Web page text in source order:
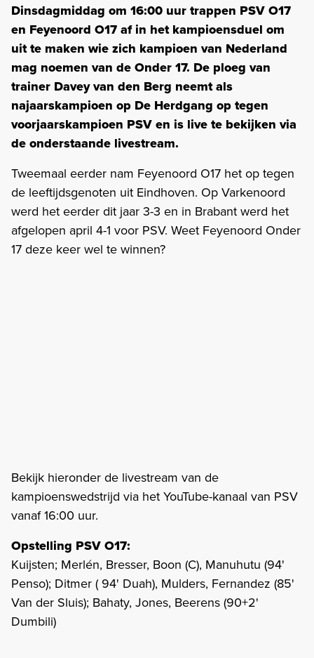
Dinsdagmiddag om 16:00 uur trappen PSV O17
en Feyenoord O17 af in het kampioensduel om
uit te maken wie zich kampioen van Nederland
mag noemen van de Onder 17. De ploeg van
trainer Davey van den Berg neemt als
najaarskampioen op De Herdgang op tegen
voorjaarskampioen PSV en is live te bekijken via
de onderstaande livestream.
Tweemaal eerder nam Feyenoord O17 het op tegen
de leeftijdsgenoten uit Eindhoven. Op Varkenoord
werd het eerder dit jaar 3-3 en in Brabant werd het
afgelopen april 4-1 voor PSV. Weet Feyenoord Onder
17 deze keer wel te winnen?
Bekijk hieronder de livestream van de
kampioenswedstrijd via het YouTube-kanaal van PSV
vanaf 16:00 uur.
Opstelling PSV O17:
Kuijsten; Merlén, Bresser, Boon (C), Manuhutu (94'
Penso); Ditmer ( 94' Duah), Mulders, Fernandez (85'
Van der Sluis); Bahaty, Jones, Beerens (90+2'
Dumbili)